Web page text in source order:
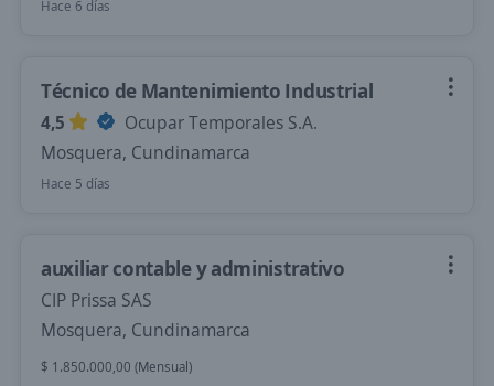
Hace 6 días
Técnico de Mantenimiento Industrial
4,5
Ocupar Temporales S.A.
Mosquera, Cundinamarca
Hace 5 días
auxiliar contable y administrativo
CIP Prissa SAS
Mosquera, Cundinamarca
$ 1.850.000,00 (Mensual)